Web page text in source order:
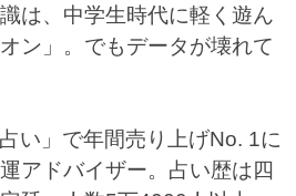
は、中学生時代に軽く遊ん
ン」。でもデータが壊れて
」で年間売り上げNo. 1に
アドバイザー。占い歴は四